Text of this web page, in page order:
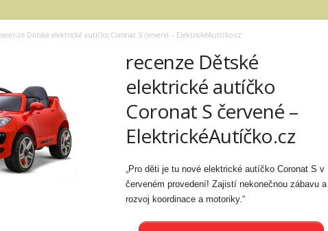
recenze Dětské elektrické autíčko Coronat S červené – ElektrickéAutíčko.cz
recenze Dětské
elektrické autíčko
Coronat S červené –
ElektrickéAutíčko.cz
„Pro děti je tu nové elektrické autíčko Coronat S v
červeném provedení! Zajistí nekonečnou zábavu a
rozvoj koordinace a motoriky.“